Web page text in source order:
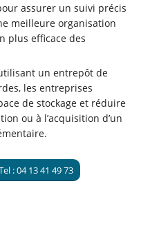
assurer un suivi précis
meilleure organisation
plus efficace des
un entrepôt de
les entreprises
de stockage et réduire
ou à l’acquisition d’un
: 04 13 41 49 73